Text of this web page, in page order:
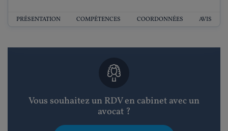
PRÉSENTATION COMPÉTENCES COORDONNÉES AVIS
Vous souhaitez un RDV en cabinet avec un
avocat ?